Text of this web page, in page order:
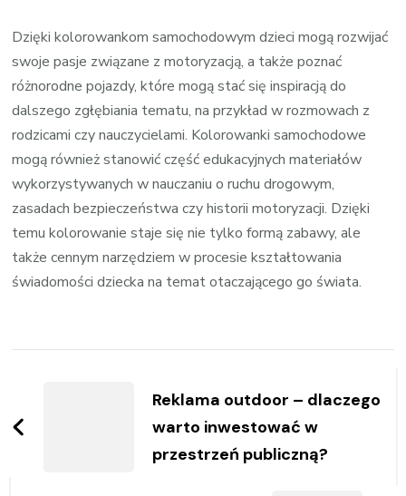
Dzięki kolorowankom samochodowym dzieci mogą rozwijać
swoje pasje związane z motoryzacją, a także poznać
różnorodne pojazdy, które mogą stać się inspiracją do
dalszego zgłębiania tematu, na przykład w rozmowach z
rodzicami czy nauczycielami. Kolorowanki samochodowe
mogą również stanowić część edukacyjnych materiałów
wykorzystywanych w nauczaniu o ruchu drogowym,
zasadach bezpieczeństwa czy historii motoryzacji. Dzięki
temu kolorowanie staje się nie tylko formą zabawy, ale
także cennym narzędziem w procesie kształtowania
świadomości dziecka na temat otaczającego go świata.
Reklama outdoor – dlaczego
warto inwestować w
przestrzeń publiczną?